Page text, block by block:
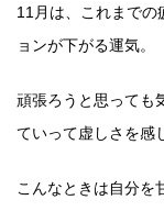
11月は、これまでの
ョンが下がる運気。
頑張ろうと思っても
ていって虚しさを感
こんなときは自分を